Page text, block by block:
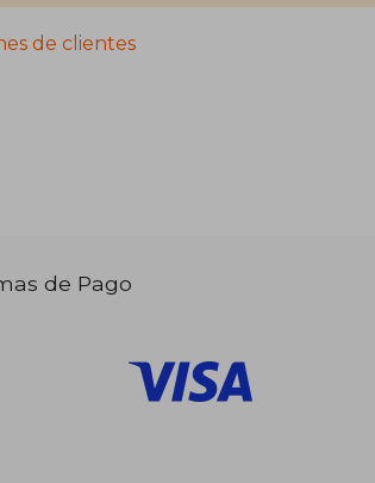
de clientes
de Pago